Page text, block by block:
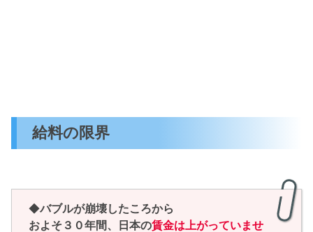
給料の限界
◆バブルが崩壊したころから
およそ３０年間、日本の賃金は上がっていませ